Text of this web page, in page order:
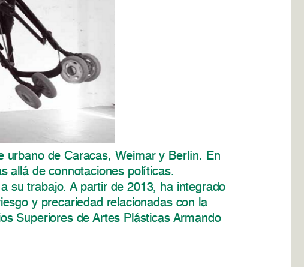
urbano de Caracas, Weimar y Berlín. En
allá de connotaciones políticas.
su trabajo. A partir de 2013, ha integrado
y precariedad relacionadas con la
Superiores de Artes Plásticas Armando